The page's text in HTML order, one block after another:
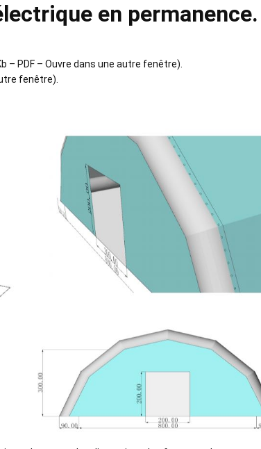
en permanence.
– PDF – Ouvre dans une autre fenêtre).
fenêtre).